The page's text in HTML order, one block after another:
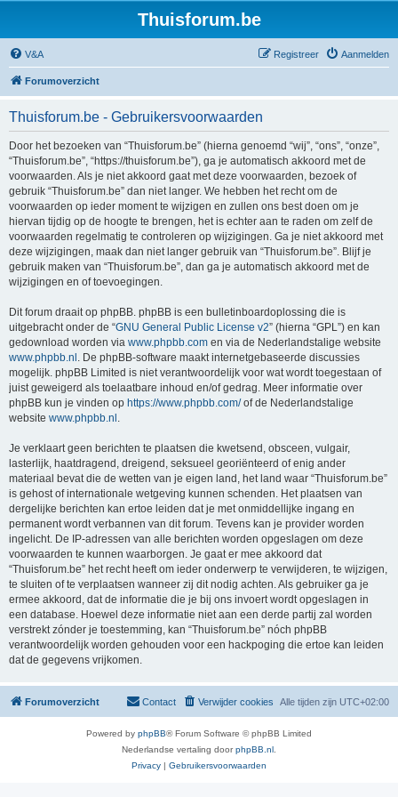
Thuisforum.be
V&A Aanmelden
Registreer
Forumoverzicht
Thuisforum.be - Gebruikersvoorwaarden
Door het bezoeken van “Thuisforum.be” (hierna genoemd “wij”, “ons”, “onze”,
“Thuisforum.be”, “https://thuisforum.be”), ga je automatisch akkoord met de
voorwaarden. Als je niet akkoord gaat met deze voorwaarden, bezoek of
gebruik “Thuisforum.be” dan niet langer. We hebben het recht om de
voorwaarden op ieder moment te wijzigen en zullen ons best doen om je
hiervan tijdig op de hoogte te brengen, het is echter aan te raden om zelf de
voorwaarden regelmatig te controleren op wijzigingen. Ga je niet akkoord met
deze wijzigingen, maak dan niet langer gebruik van “Thuisforum.be”. Blijf je
gebruik maken van “Thuisforum.be”, dan ga je automatisch akkoord met de
wijzigingen en of toevoegingen.
Dit forum draait op phpBB. phpBB is een bulletinboardoplossing die is
uitgebracht onder de “GNU General Public License v2” (hierna “GPL”) en kan
gedownload worden via www.phpbb.com en via de Nederlandstalige website
www.phpbb.nl . De phpBB-software maakt internetgebaseerde discussies
mogelijk. phpBB Limited is niet verantwoordelijk voor wat wordt toegestaan of
juist geweigerd als toelaatbare inhoud en/of gedrag. Meer informatie over
phpBB kun je vinden op https://www.phpbb.com/of de Nederlandstalige
website www.phpbb.nl .
Je verklaart geen berichten te plaatsen die kwetsend, obsceen, vulgair,
lasterlijk, haatdragend, dreigend, seksueel georiënteerd of enig ander
materiaal bevat die de wetten van je eigen land, het land waar “Thuisforum.be”
is gehost of internationale wetgeving kunnen schenden. Het plaatsen van
dergelijke berichten kan ertoe leiden dat je met onmiddellijke ingang en
permanent wordt verbannen van dit forum. Tevens kan je provider worden
ingelicht. De IP-adressen van alle berichten worden opgeslagen om deze
voorwaarden te kunnen waarborgen. Je gaat er mee akkoord dat
“Thuisforum.be” het recht heeft om ieder onderwerp te verwijderen, te wijzigen,
te sluiten of te verplaatsen wanneer zij dit nodig achten. Als gebruiker ga je
ermee akkoord, dat de informatie die je bij ons invoert wordt opgeslagen in
een database. Hoewel deze informatie niet aan een derde partij zal worden
verstrekt zónder je toestemming, kan “Thuisforum.be” nóch phpBB
verantwoordelijk worden gehouden voor een hackpoging die ertoe kan leiden
dat de gegevens vrijkomen.
Forumoverzicht Alle tijden zijn UTC+02:00
Verwijder cookies
Contact
Powered by phpBB® Forum Software © phpBB Limited
Nederlandse vertaling doorphpBB.nl
Privacy | Gebruikersvoorwaarden